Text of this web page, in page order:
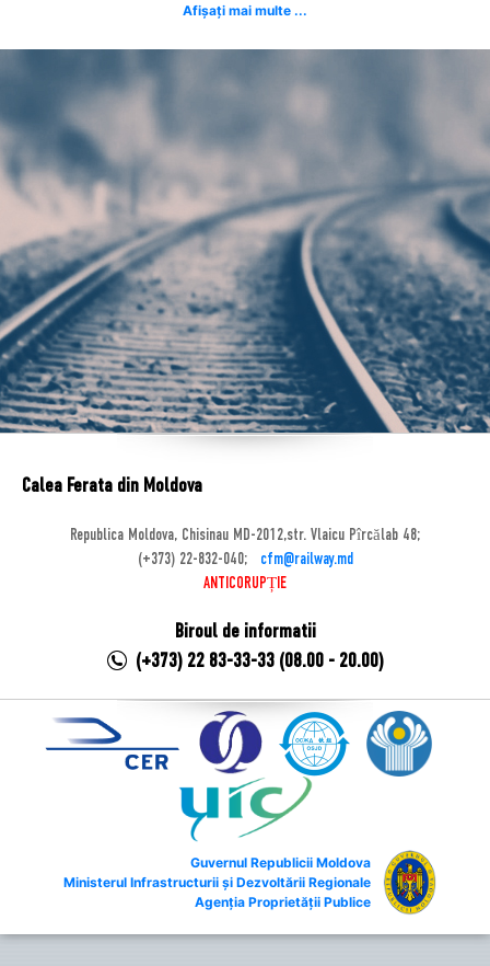
Afișați mai multe ...
Calea Ferata din Moldova
Republica Moldova, Chisinau MD-2012,str. Vlaicu Pîrcălab 48;
(+373) 22-832-040;
cfm@railway.md
ANTICORUPȚIE
Biroul de informatii
(+373) 22 83-33-33 (08.00 - 20.00)
Guvernul Republicii Moldova
Ministerul Infrastructurii și Dezvoltării Regionale
Agenția Proprietății Publice